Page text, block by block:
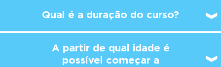
Qual é a duração do curso?
A partir de qual idade é
possível começar a